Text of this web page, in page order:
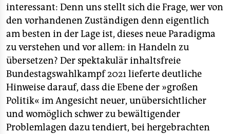
interessant: Denn uns stellt sich die Frage, wer von
den vorhandenen Zuständigen denn eigentlich
am besten in der Lage ist, dieses neue Paradigma
zu verstehen und vor allem: in Handeln zu
übersetzen? Der spektakulär inhaltsfreie
Bundestagswahlkampf 2021 lieferte deutliche
Hinweise darauf, dass die Ebene der »großen
Politik« im Angesicht neuer, unübersichtlicher
und womöglich schwer zu bewältigender
Problemlagen dazu tendiert, bei hergebrachten